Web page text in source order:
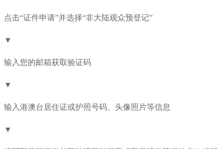
点击“证件申请”并选择“非大陆观众预登记”
▼
输入您的邮箱获取验证码
▼
输入港澳台居住证或护照号码、头像照片等信息
▼